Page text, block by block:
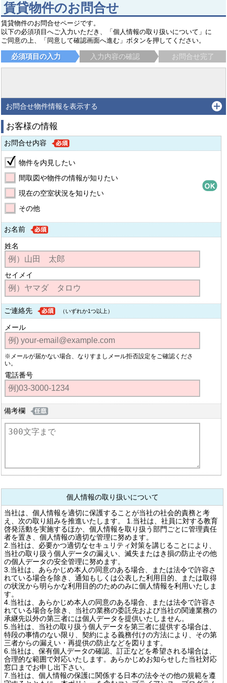
賃貸物件のお問合せ
賃貸物件のお問合せページです。
以下の必須項目へご入力いただき、「個人情報の取り扱いについて」に
ご同意の上、「同意して確認画面へ進む」ボタンを押してください。
必須項目の入力 入力内容の確認 お問合せ完了
お問合せ物件情報を表示する
お客様の情報
お問合せ内容
物件を内見したい
間取図や物件の情報が知りたい
現在の空室状況を知りたい
その他
お名前
姓名
セイメイ
ご連絡先 （いずれか1つ以上）
メール
※メールが届かない場合、なりすましメール拒否設定をご確認くださ
い。
電話番号
備考欄
個人情報の取り扱いについて
当社は、個人情報を適切に保護することが当社の社会的責務と考
え、次の取り組みを推進いたします。 1.当社は、社員に対する教育
啓発活動を実施するほか、個人情報を取り扱う部門ごとに管理責任
者を置き、個人情報の適切な管理に努めます。
2.当社は、必要かつ適切なセキュリティ対策を講じることにより、
当社の取り扱う個人データの漏えい、滅失またはき損の防止その他
の個人データの安全管理に努めます。
3.当社は、あらかじめ本人の同意のある場合、または法令で許容さ
れている場合を除き、通知もしくは公表した利用目的、または取得
の状況から明らかな利用目的のためのみに個人情報を利用いたしま
す。
4.当社は、あらかじめ本人の同意のある場合、または法令で許容さ
れている場合を除き、当社の業務の委託先および当社の関連業務の
承継先以外の第三者には個人データを提供いたしません。
5.当社は、当社の取り扱う個人データを第三者に提供する場合は、
特段の事情のない限り、契約による義務付けの方法により、その第
三者からの漏えい・再提供の防止などを図ります。
6.当社は、保有個人データの確認、訂正などを希望される場合は、
合理的な範囲で対応いたします。あらかじめお知らせした当社対応
窓口までお申し出下さい。
7.当社は、個人情報の保護に関係する日本の法令その他の規範を遵